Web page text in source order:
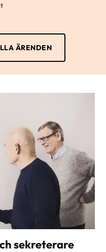
ÄRENDEN
sekreterare